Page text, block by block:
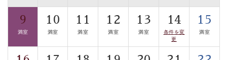
【旅】
■諏訪大社4社を巡る無料参拝バス
豊富な知識を持ったドライバー兼ガイドが諏訪大社をご
案内します。事前ご予約制ですので、ご利用ご希望の方
9
満室
10
満室
11
満室
12
満室
13
満室
14
条件を変
更
15
満室